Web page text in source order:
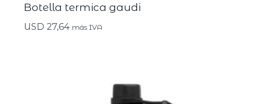
Botella termica gaudi
USD 27,64 más IVA